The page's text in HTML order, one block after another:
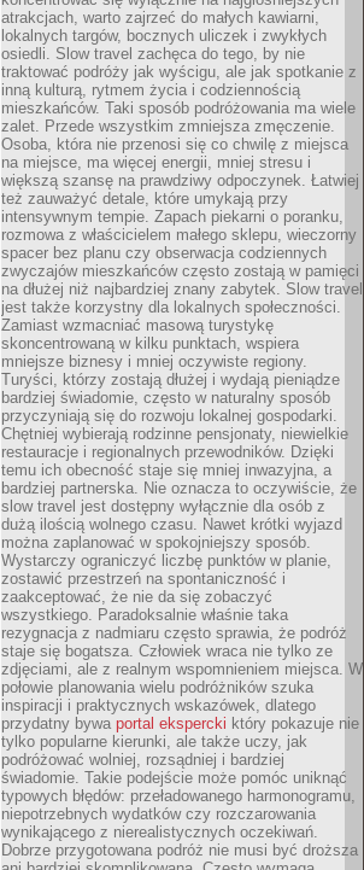
atrakcjach, warto zajrzeć do małych kawiarni,
lokalnych targów, bocznych uliczek i zwykłych
osiedli. Slow travel zachęca do tego, by nie
traktować podróży jak wyścigu, ale jak spotkanie z
inną kulturą, rytmem życia i codziennością
mieszkańców. Taki sposób podróżowania ma wiele
zalet. Przede wszystkim zmniejsza zmęczenie.
Osoba, która nie przenosi się co chwilę z miejsca
na miejsce, ma więcej energii, mniej stresu i
większą szansę na prawdziwy odpoczynek. Łatwiej
też zauważyć detale, które umykają przy
intensywnym tempie. Zapach piekarni o poranku,
rozmowa z właścicielem małego sklepu, wieczorny
spacer bez planu czy obserwacja codziennych
zwyczajów mieszkańców często zostają w pamięci
na dłużej niż najbardziej znany zabytek. Slow travel
jest także korzystny dla lokalnych społeczności.
Zamiast wzmacniać masową turystykę
skoncentrowaną w kilku punktach, wspiera
mniejsze biznesy i mniej oczywiste regiony.
Turyści, którzy zostają dłużej i wydają pieniądze
bardziej świadomie, często w naturalny sposób
przyczyniają się do rozwoju lokalnej gospodarki.
Chętniej wybierają rodzinne pensjonaty, niewielkie
restauracje i regionalnych przewodników. Dzięki
temu ich obecność staje się mniej inwazyjna, a
bardziej partnerska. Nie oznacza to oczywiście, że
slow travel jest dostępny wyłącznie dla osób z
dużą ilością wolnego czasu. Nawet krótki wyjazd
można zaplanować w spokojniejszy sposób.
Wystarczy ograniczyć liczbę punktów w planie,
zostawić przestrzeń na spontaniczność i
zaakceptować, że nie da się zobaczyć
wszystkiego. Paradoksalnie właśnie taka
rezygnacja z nadmiaru często sprawia, że podróż
staje się bogatsza. Człowiek wraca nie tylko ze
zdjęciami, ale z realnym wspomnieniem miejsca. W
połowie planowania wielu podróżników szuka
inspiracji i praktycznych wskazówek, dlatego
przydatny bywa portal ekspercki który pokazuje nie
tylko popularne kierunki, ale także uczy, jak
podróżować wolniej, rozsądniej i bardziej
świadomie. Takie podejście może pomóc uniknąć
typowych błędów: przeładowanego harmonogramu,
niepotrzebnych wydatków czy rozczarowania
wynikającego z nierealistycznych oczekiwań.
Dobrze przygotowana podróż nie musi być droższa